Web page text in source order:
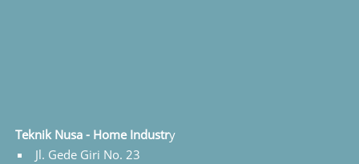
Teknik Nusa - Home Industry
Jl. Gede Giri No. 23